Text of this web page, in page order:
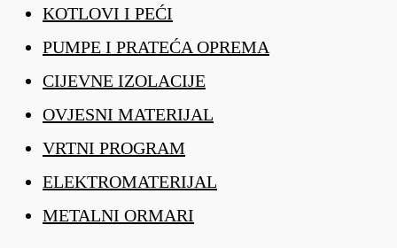
KOTLOVI I PEĆI
PUMPE I PRATEĆA OPREMA
CIJEVNE IZOLACIJE
OVJESNI MATERIJAL
VRTNI PROGRAM
ELEKTROMATERIJAL
METALNI ORMARI